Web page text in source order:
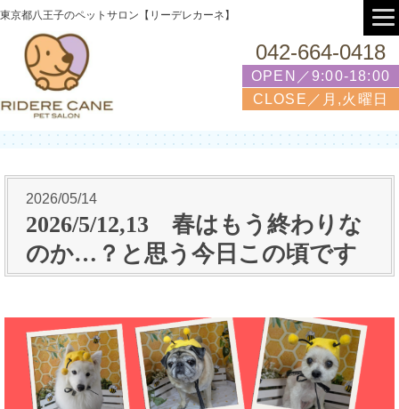
東京都八王子のペットサロン【リーデレカーネ】
042-664-0418
OPEN／9:00-18:00
CLOSE／月,火曜日
2026/05/14
2026/5/12,13 春はもう終わりな
のか…？と思う今日この頃です